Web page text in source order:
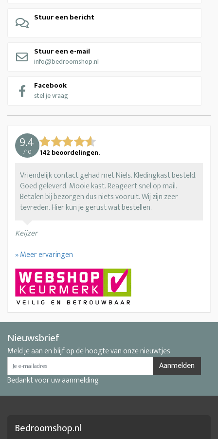
Stuur een bericht
Stuur een e-mail
info@bedroomshop.nl
Facebook
stel je vraag
9.4
/10 142 beoordelingen.
Vriendelijk contact gehad met Niels. Kledingkast besteld.
Goed geleverd. Mooie kast. Reageert snel op mail.
Betalen bij bezorgen dus niets vooruit. Wij zijn zeer
tevreden. Hier kun je gerust wat bestellen.
Keijzer
» Meer ervaringen
Nieuwsbrief
Meld je aan en blijf op de hoogte van onze nieuwtjes
Aanmelden
Bedankt voor uw aanmelding
Bedroomshop.nl